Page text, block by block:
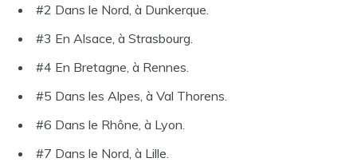
#2 Dans le Nord, à Dunkerque.
#3 En Alsace, à Strasbourg.
#4 En Bretagne, à Rennes.
#5 Dans les Alpes, à Val Thorens.
#6 Dans le Rhône, à Lyon.
#7 Dans le Nord, à Lille.